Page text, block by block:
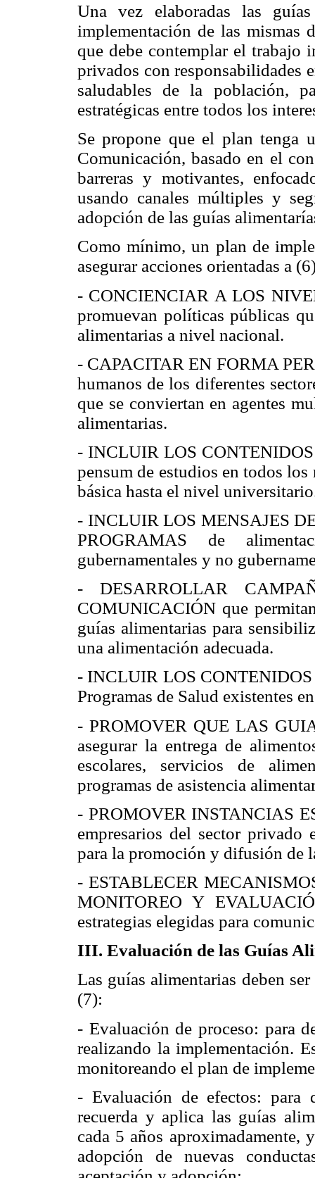
Una vez elaboradas las
implementación de las mismas
que debe contemplar el trabajo
privados con responsabilidades
saludables de la población,
estratégicas entre todos los
Se propone que el plan tenga
Comunicación, basado en el
barreras y motivantes,
usando canales múltiples y
adopción de las guías
Como mínimo, un plan de
asegurar acciones orientadas a
- CONCIENCIAR A LOS
promuevan políticas públicas
alimentarias a nivel nacional.
- CAPACITAR EN FORMA
humanos de los diferentes
que se conviertan en agentes
alimentarias.
- INCLUIR LOS
pensum de estudios en todos
básica hasta el nivel
- INCLUIR LOS MENSAJES
PROGRAMAS de
gubernamentales y no
- DESARROLLAR
COMUNICACIÓN que
guías alimentarias para
una alimentación adecuada.
- INCLUIR LOS CONTENIDOS
Programas de Salud existentes
- PROMOVER QUE LAS
asegurar la entrega de
escolares, servicios de
programas de asistencia
- PROMOVER INSTANCIAS
empresarios del sector privado
para la promoción y difusión de
- ESTABLECER
MONITOREO Y
estrategias elegidas para
III. Evaluación de las Guías
Las guías alimentarias deben
(7):
- Evaluación de proceso: para
realizando la implementación.
monitoreando el plan de
- Evaluación de efectos:
recuerda y aplica las guías
cada 5 años aproximadamente,
adopción de nuevas